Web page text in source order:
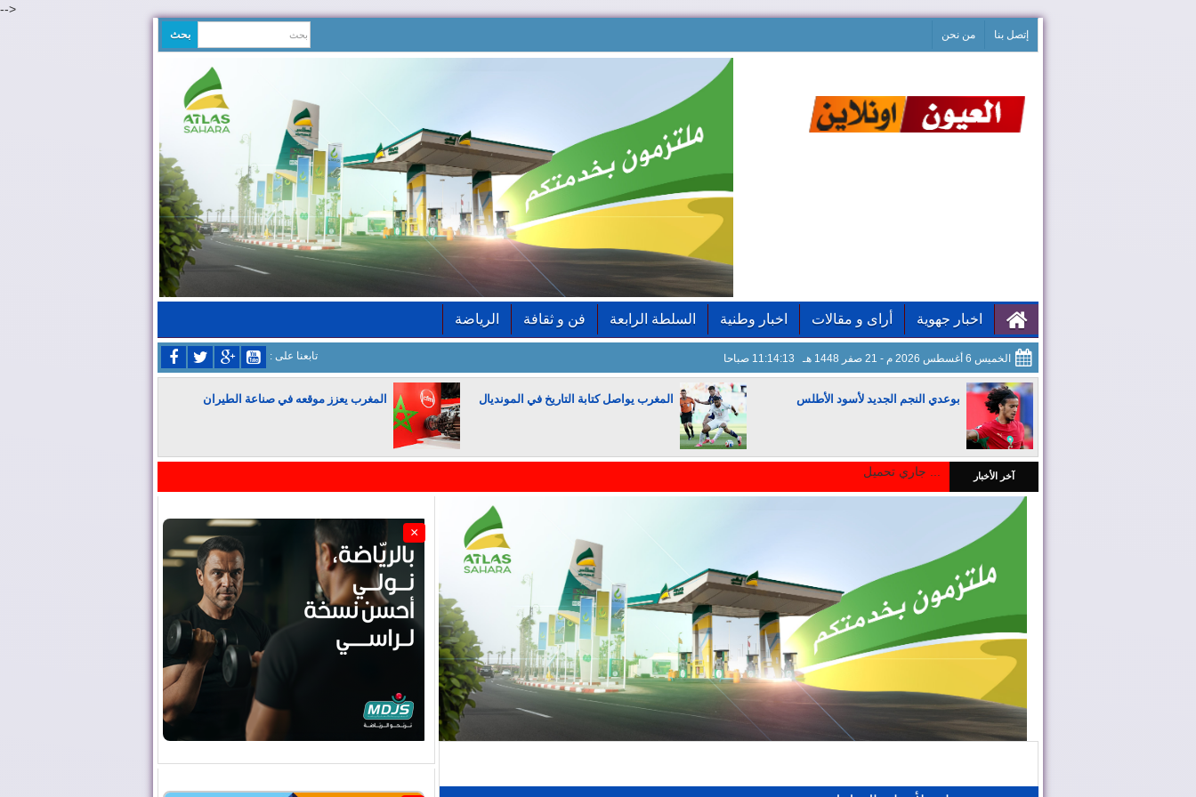
-->
إتصل بنا من نحن
اخبار جهوية أراى و مقالات اخبار وطنية السلطة الرابعة فن و ثقافة الرياضة
الخميس 6 أغسطس 2026 م - 21 صفر 1448 هـ 11:14:14 صباحا : تابعنا على
بوعدي النجم الجديد لأسود الأطلس المغرب يواصل كتابة التاريخ في المونديال المغرب يعزز موقعه في صناعة الطيران
المغرب يجذب كبار المستثمرين آخر الأخبار
×